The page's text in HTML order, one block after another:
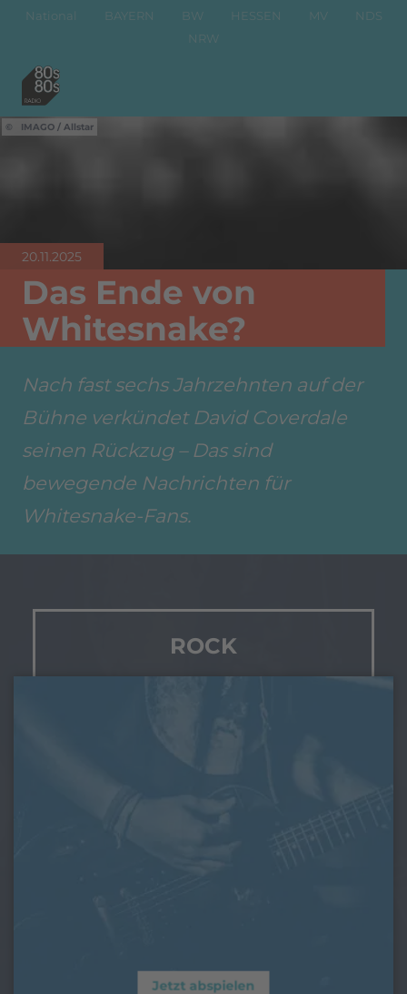
National BAYERN BW HESSEN MV
NDS
NRW
IMAGO / Allstar
20.11.2025
Das Ende von
Whitesnake?
Nach fast sechs Jahrzehnten auf der
Bühne verkündet David Coverdale
seinen Rückzug – Das sind
bewegende Nachrichten für
Whitesnake-Fans.
ROCK
Jetzt abspielen